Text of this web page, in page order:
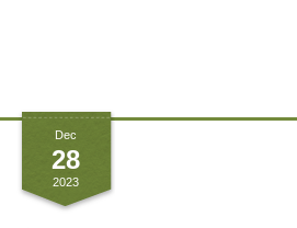
Dec
28
2023